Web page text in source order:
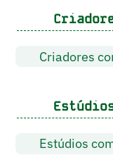
Criadores
Estúdios